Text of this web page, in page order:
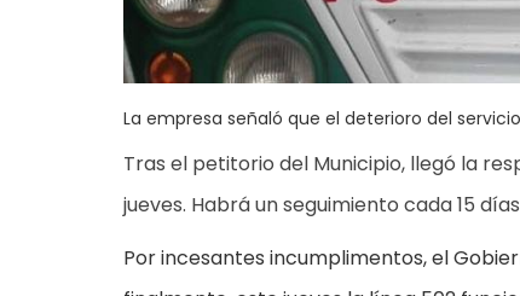
La empresa señaló que el deterioro del
Tras el petitorio del Municipio, llegó la
jueves. Habrá un seguimiento cada 15
Por incesantes incumplimentos, el